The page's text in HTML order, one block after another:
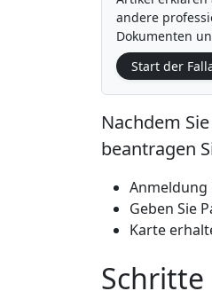
andere
Dokumenten
Start der
Nachdem
beantragen
Anmeldung
Geben Sie
Karte
Schritte